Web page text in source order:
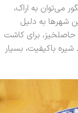
می‌توان به اراک،
شهرها به دلیل
برای کاشت
باکیفیت، بسیار